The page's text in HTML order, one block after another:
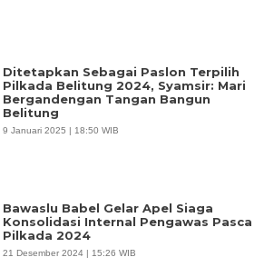
Ditetapkan Sebagai Paslon Terpilih
Pilkada Belitung 2024, Syamsir: Mari
Bergandengan Tangan Bangun
Belitung
9 Januari 2025 | 18:50 WIB
Bawaslu Babel Gelar Apel Siaga
Konsolidasi Internal Pengawas Pasca
Pilkada 2024
21 Desember 2024 | 15:26 WIB